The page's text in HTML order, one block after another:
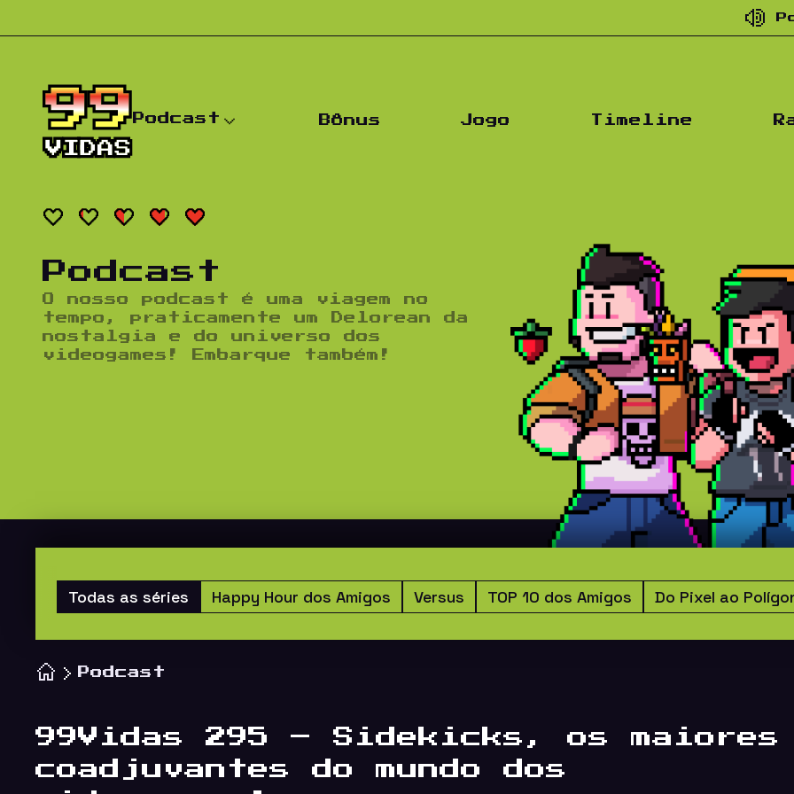
Podcast
Podcast Bônus Jogo Timeline
Podcast
O nosso podcast é uma viagem no
tempo, praticamente um Delorean da
nostalgia e do universo dos
videogames! Embarque também!
Todas as séries Happy Hour dos Amigos Versus TOP 10 dos Amigos Do Pixel ao
Podcast
99Vidas 295 – Sidekicks, os maiores
coadjuvantes do mundo dos